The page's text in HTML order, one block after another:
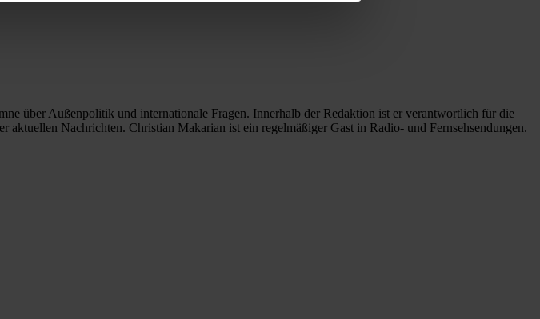
über Außenpolitik und internationale Fragen. Innerhalb der Redaktion ist er verantwortlich für die
Nachrichten. Christian Makarian ist ein regelmäßiger Gast in Radio- und Fernsehsendungen.